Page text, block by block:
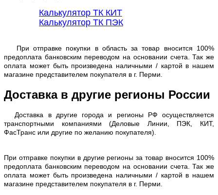
Калькулятор ТК КИТ
Калькулятор ТК ПЭК
При отправке покупки в область за товар вносится 100%
предоплата банковским переводом на основании счета. Так же
оплата может быть произведена наличными / картой в нашем
магазине представителем покупателя в г. Перми.
Доставка в другие регионы России
Доставка в другие города и регионы РФ осуществляется
транспортными компаниями (Деловые Линии, ПЭК, КИТ,
ФасТранс или другие по желанию покупателя).
При отправке покупки в другие регионы за товар вносится 100%
предоплата банковским переводом на основании счета. Так же
оплата может быть произведена наличными / картой в нашем
магазине представителем покупателя в г. Перми.